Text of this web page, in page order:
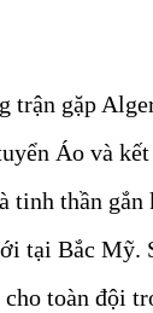
trận gặp
Áo và
tinh thần gắn
tại Bắc Mỹ.
toàn đội